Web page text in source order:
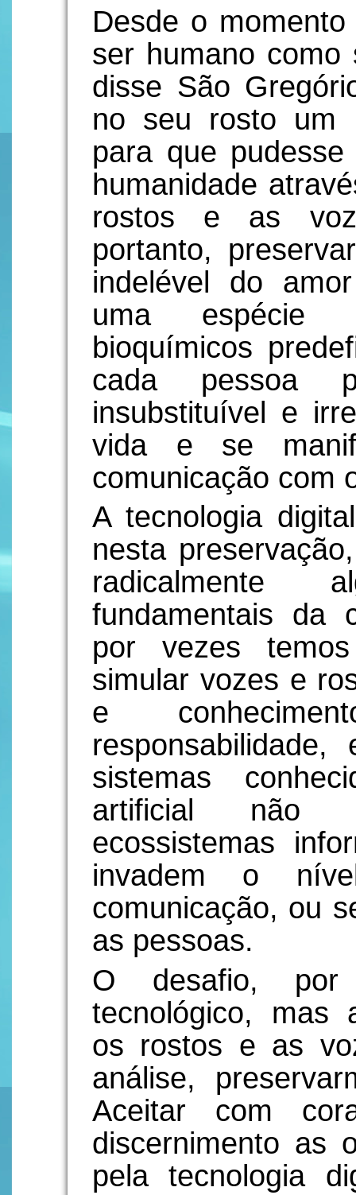
Desde o
ser humano como
disse São
no seu rosto um
para que
humanidade
rostos e as
portanto,
indelével do
uma espécie
bioquímicos
cada pessoa
insubstituível e
vida e se
comunicação com
A tecnologia
nesta
radicalmente
fundamentais da
por vezes
simular vozes e
e
sistemas
artificial não
ecossistemas
invadem o
comunicação, ou
as pessoas.
O desafio, por
tecnológico, mas
os rostos e as
análise,
Aceitar com
discernimento as
pela tecnologia